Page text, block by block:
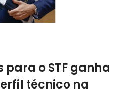
para o STF ganha
técnico na